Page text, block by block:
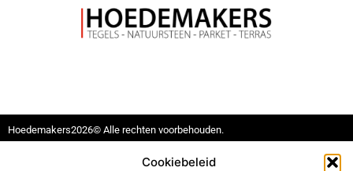
Cookiebeleid
Hoedemakers2026© Alle rechten voorbehouden.
Geelsebaan 8
+32 13 66 29 25